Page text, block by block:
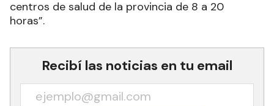
centros de salud de la provincia de 8 a 20
horas”.
Recibí las noticias en tu email